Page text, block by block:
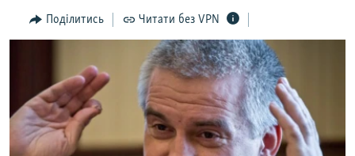
ВСЕ ЗА ДЕНЬ
ДЕПОРТАЦІЯ
ВІДЕОУРОКИ «ELIFBE»
СВІДЧЕННЯ ОКУПАЦІЇ
ЯК ОБІЙТИ БЛОКУВАННЯ
Русский
Qırımtatar
Поділитись Читати без VPN